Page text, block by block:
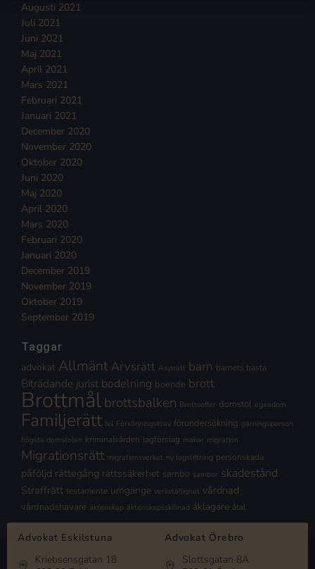
Augusti 2021
Juli 2021
Juni 2021
Maj 2021
April 2021
Mars 2021
Februari 2021
Januari 2021
December 2020
November 2020
Oktober 2020
Juni 2020
Maj 2020
April 2020
Mars 2020
Februari 2020
Januari 2020
December 2019
November 2019
Oktober 2019
September 2019
Taggar
advokat Allmänt Arvsrätt Asylrätt barn barnets bästa
Biträdande jurist bodelning boende brott
Brottmålbrottsbalken Brottsoffer domstol egendom
Familjerätt fel Försörjningskrav förundersökning gärningsperson
högsta domstolen kriminalvården lagförslag makar migration
Migrationsrätt migrationsverket ny lagstiftning personskada
påföljd rättegång rättssäkerhet sambo sambor skadestånd
Straffrätt testamente umgänge verkställighet vårdnad
vårdnadshavare äktenskap äktenskapsskillnad åklagare åtal
Advokat Eskilstuna
Kriebsensgatan 18
Advokat Örebro
Slottsgatan 8A